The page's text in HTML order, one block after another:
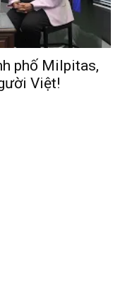
phố Milpitas,
Việt!